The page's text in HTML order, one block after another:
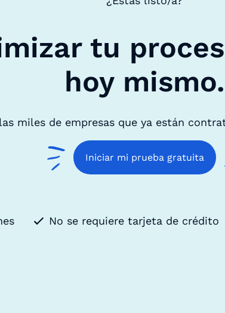
tu
hoy mismo.
miles de empresas que ya están
Iniciar mi prueba gratuita
No se requiere tarjeta de crédito